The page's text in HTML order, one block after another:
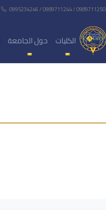
0995234246 / 0989711244 / 0989711250
الكليات حول الجامعة